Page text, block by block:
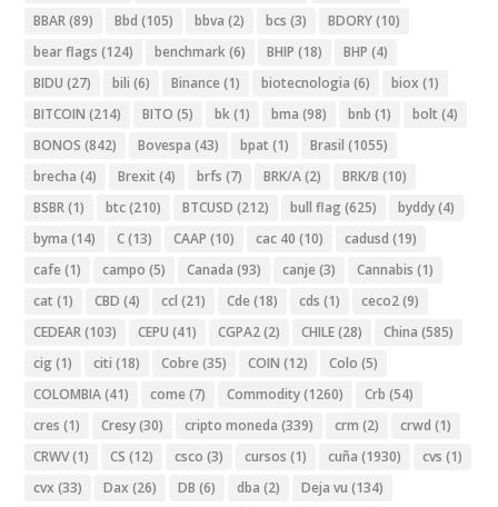
BBAR(89) Bbd (105) bbva (2) bcs (3) BDORY(10)
bear flags (124) benchmark(6) BHIP (18) BHP (4)
BIDU (27) bili (6) Binance (1) biotecnologia (6) biox (1)
BITCOIN (214) BITO (5) bk(1) bma (98) bnb (1) bolt (4)
BONOS (842) Bovespa (43) bpat (1) Brasil (1055)
brecha (4) Brexit (4) brfs (7) BRK/A(2) BRK/B (10)
BSBR(1) btc(210) BTCUSD (212) bull flag (625) byddy(4)
byma (14) C(13) CAAP (10) cac 40 (10) cadusd (19)
cafe (1) campo (5) Canada (93) canje (3) Cannabis (1)
cat (1) CBD (4) ccl (21) Cde (18) cds (1) ceco2(9)
CEDEAR(103) CEPU (41) CGPA2(2) CHILE(28) China (585)
cig (1) citi (18) Cobre (35) COIN (12) Colo (5)
COLOMBIA(41) come (7) Commodity(1260) Crb (54)
cres (1) Cresy(30) cripto moneda (339) crm (2) crwd (1)
CRWV(1) CS (12) csco (3) cursos (1) cuña (1930) cvs (1)
cvx (33) Dax (26) DB (6) dba (2) Deja vu (134)